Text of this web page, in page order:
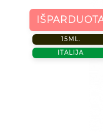
15ML.
ITALIJA